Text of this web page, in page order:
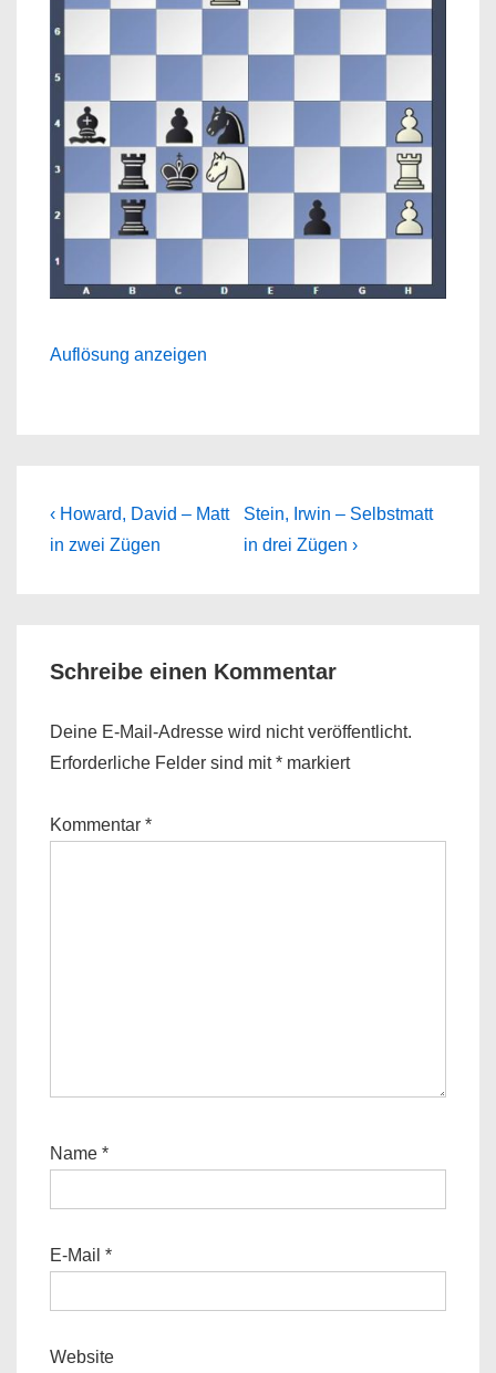
Auflösung anzeigen
Beitragsnavigation
Previous
Post
‹ Howard, David – Matt
in zwei Zügen
Next
Post
Stein, Irwin – Selbstmatt
in drei Zügen ›
Schreibe einen Kommentar
Deine E-Mail-Adresse wird nicht veröffentlicht.
Erforderliche Felder sind mit* markiert
Kommentar *
Name *
E-Mail *
Website